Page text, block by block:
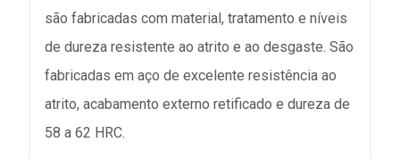
são fabricadas com material, tratamento e níveis
de dureza resistente ao atrito e ao desgaste. São
fabricadas em aço de excelente resistência ao
atrito, acabamento externo retificado e dureza de
58 a 62 HRC.